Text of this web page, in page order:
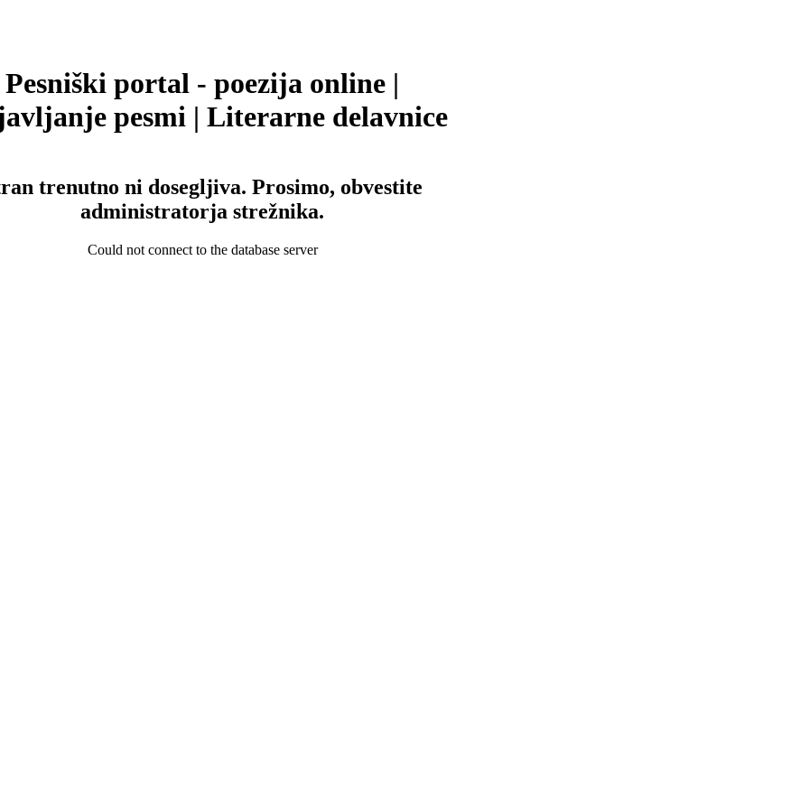
Pesniški portal - poezija online |
pesmi | Literarne delavnice
trenutno ni dosegljiva. Prosimo, obvestite
administratorja strežnika.
Could not connect to the database server